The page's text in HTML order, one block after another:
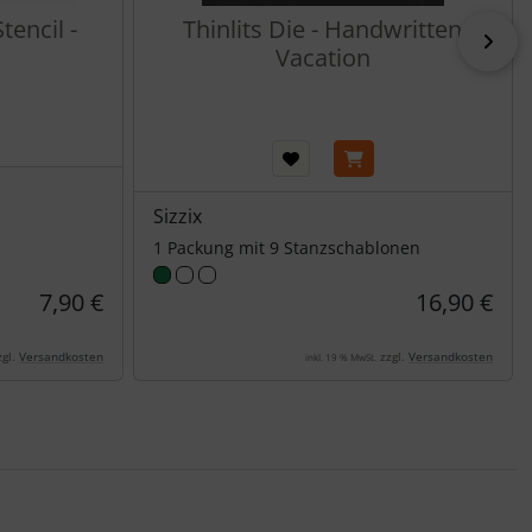
-
7,90 €
Versandkosten
Thinlits Die - Handwritten
Vacation
Sizzix
1 Packung mit 9 Stanzschablonen
16,90 €
inkl. 19 % MwSt. zzgl. Versandkosten